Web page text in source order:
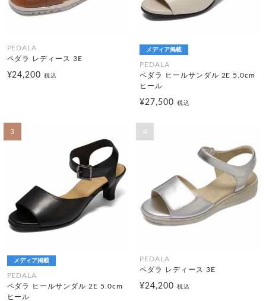
PEDALA
ペダラ レディース 3E
¥24,200税込
メディア掲載
PEDALA
ペダラ ヒールサンダル 2E 5.0cm
ヒール
¥27,500 税込
3
メディア掲載
PEDALA
ペダラ ヒールサンダル 2E 5.0cm
ヒール
4
PEDALA
ペダラ レディース 3E
¥24,200 税込